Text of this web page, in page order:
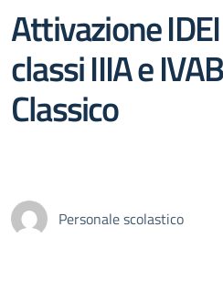
Attivazione
classi IIIA e
Classico
Personale scolastico